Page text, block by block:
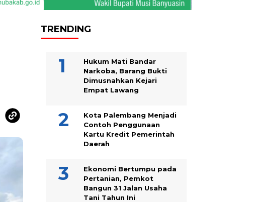
TRENDING
Hukum Mati Bandar
Narkoba, Barang Bukti
Dimusnahkan Kejari
Empat Lawang
Kota Palembang Menjadi
Contoh Penggunaan
Kartu Kredit Pemerintah
Daerah
Ekonomi Bertumpu pada
Pertanian, Pemkot
Bangun 31 Jalan Usaha
Tani Tahun Ini